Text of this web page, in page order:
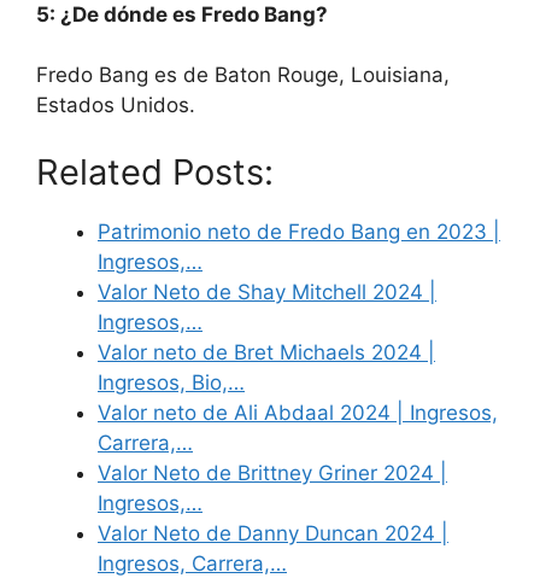
5: ¿De dónde es Fredo Bang?
Fredo Bang es de Baton Rouge, Louisiana,
Estados Unidos.
Related Posts:
Patrimonio neto de Fredo Bang en 2023 |
Ingresos,…
Valor Neto de Shay Mitchell 2024 |
Ingresos,…
Valor neto de Bret Michaels 2024 |
Ingresos, Bio,…
Valor neto de Ali Abdaal 2024 | Ingresos,
Carrera,…
Valor Neto de Brittney Griner 2024 |
Ingresos,…
Valor Neto de Danny Duncan 2024 |
Ingresos, Carrera,…